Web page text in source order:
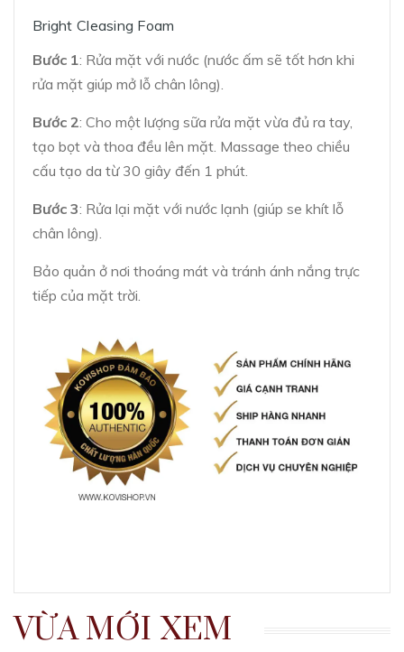
Bright Cleasing Foam
Bước 1: Rửa mặt với nước (nước ấm sẽ tốt hơn khi
rửa mặt giúp mở lỗ chân lông).
Bước 2: Cho một lượng sữa rửa mặt vừa đủ ra tay,
tạo bọt và thoa đều lên mặt. Massage theo chiều
cấu tạo da từ 30 giây đến 1 phút.
Bước 3: Rửa lại mặt với nước lạnh (giúp se khít lỗ
chân lông).
Bảo quản ở nơi thoáng mát và tránh ánh nắng trực
tiếp của mặt trời.
VỪA MỚI XEM